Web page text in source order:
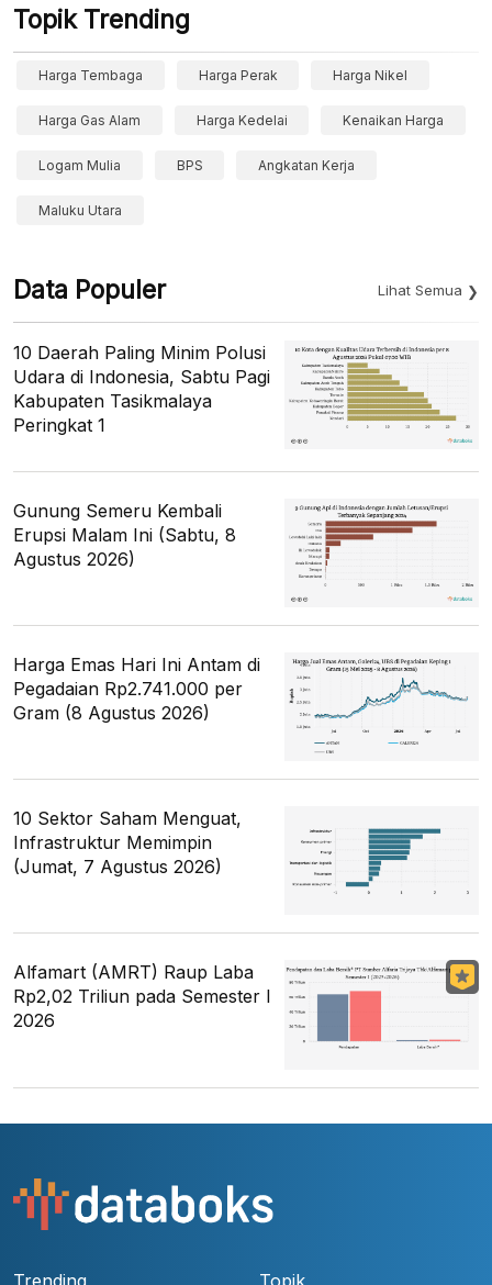
Topik Trending
Harga Tembaga Harga Perak Harga Nikel
Harga Gas Alam Harga Kedelai Kenaikan Harga
Logam Mulia BPS Angkatan Kerja
Maluku Utara
Data Populer Lihat Semua
10 Daerah Paling Minim Polusi
Udara di Indonesia, Sabtu Pagi
Kabupaten Tasikmalaya
Peringkat 1
Gunung Semeru Kembali
Erupsi Malam Ini (Sabtu, 8
Agustus 2026)
Harga Emas Hari Ini Antam di
Pegadaian Rp2.741.000 per
Gram (8 Agustus 2026)
10 Sektor Saham Menguat,
Infrastruktur Memimpin
(Jumat, 7 Agustus 2026)
Alfamart (AMRT) Raup Laba
Rp2,02 Triliun pada Semester I
2026